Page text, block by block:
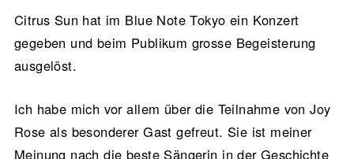
Citrus Sun hat im Blue Note Tokyo ein Konzert
gegeben und beim Publikum grosse Begeisterung
ausgelöst.
Ich habe mich vor allem über die Teilnahme von Joy
Rose als besonderer Gast gefreut. Sie ist meiner
Meinung nach die beste Sängerin in der Geschichte